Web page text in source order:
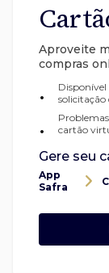
Aproveite
compras
•
solicitação
•
cartão
Gere seu
App
Safra